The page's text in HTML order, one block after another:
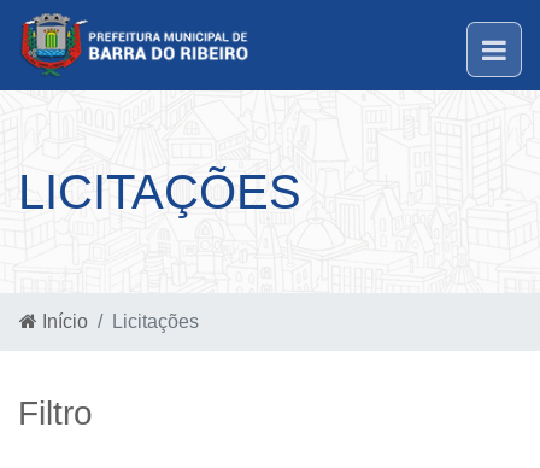
LICITAÇÕES
Início Licitações
Filtro